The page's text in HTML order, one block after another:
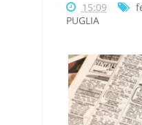
15:09
PUGLIA